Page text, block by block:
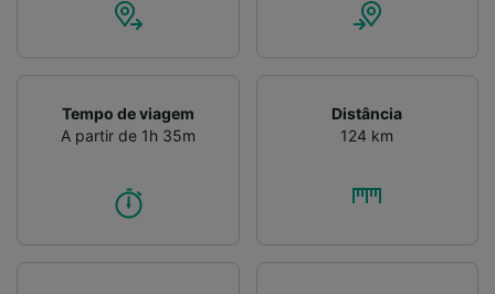
Tempo de viagem
A partir de 1h 35m
Distância
124 km
Verificar ativamente as características do
acessar informações em um dispositivo.
Publicidade e conteúdo personalizados,
medição de publicidade e conteúdo, pesquisa
de público e desenvolvimento de serviços..